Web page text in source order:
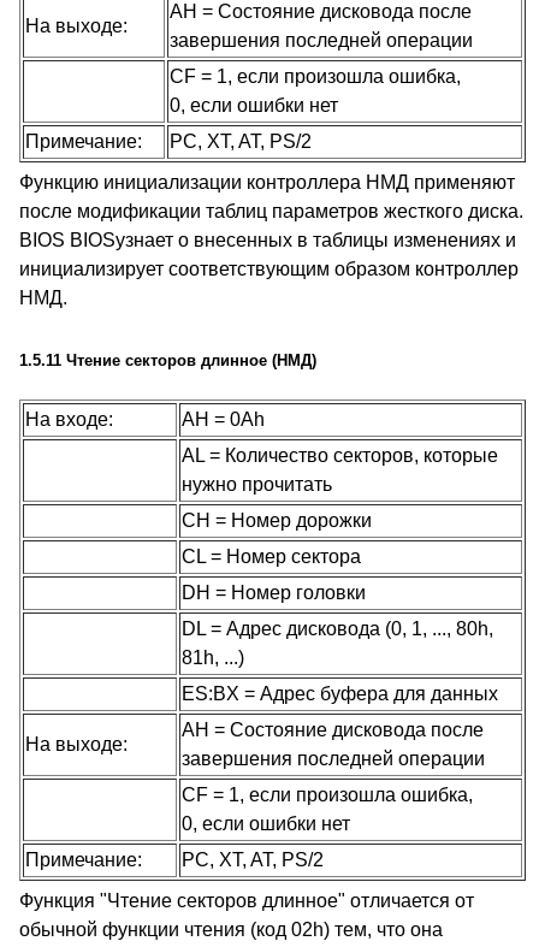
На выходе:
AH = Состояние дисковода после
завершения последней операции
CF = 1, если произошла ошибка,
0, если ошибки нет
Примечание:
PC, XT, AT, PS/2
Функцию инициализации контроллера НМД применяют
после модификации таблиц параметров жесткого диска.
BIOS BIOSузнает о внесенных в таблицы изменениях и
инициализирует соответствующим образом контроллер
НМД.
1.5.11 Чтение секторов длинное (НМД)
На входе:
AH = 0Ah
AL = Количество секторов, которые
нужно прочитать
CH = Номер дорожки
CL = Номер сектора
DH = Номер головки
DL = Адрес дисковода (0, 1, ..., 80h,
81h, ...)
ES:BX = Адрес буфера для данных
На выходе:
AH = Состояние дисковода после
завершения последней операции
CF = 1, если произошла ошибка,
0, если ошибки нет
Примечание:
PC, XT, AT, PS/2
Функция "Чтение секторов длинное" отличается от
обычной функции чтения (код 02h) тем, что она